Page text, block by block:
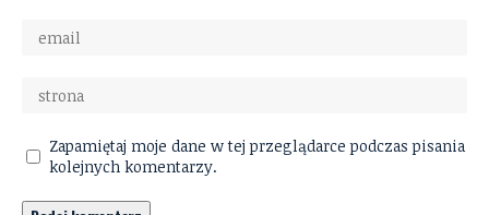
Zapamiętaj moje dane w tej przeglądarce podczas pisania
kolejnych komentarzy.